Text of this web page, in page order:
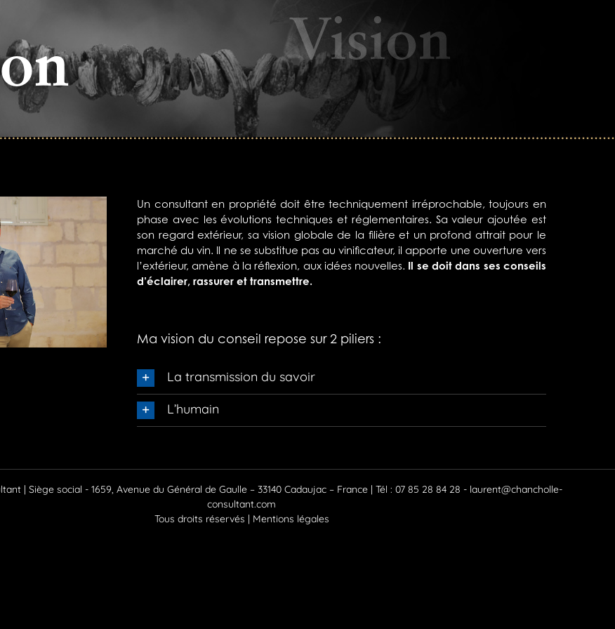
Un consultant en propriété doit être techniquement irréprochable, toujours en
phase avec les évolutions techniques et réglementaires. Sa valeur ajoutée est
son regard extérieur, sa vision globale de la filière et un profond attrait pour le
marché du vin. Il ne se substitue pas au vinificateur, il apporte une ouverture vers
l’extérieur, amène à la réflexion, aux idées nouvelles. Il se doit dans ses conseils
d’éclairer, rassurer et transmettre.
Ma vision du conseil repose sur 2 piliers :
La transmission du savoir
L’humain
| Siège social - 1659, Avenue du Général de Gaulle – 33140 Cadaujac – France | Tél : 07 85 28 84 28 - laurent@chancholle-
consultant.com
Tous droits réservés | Mentions légales